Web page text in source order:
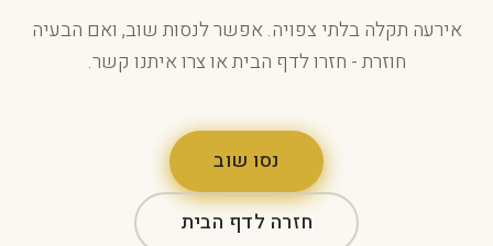
אירעה תקלה בלתי צפויה. אפשר לנסות שוב, ואם הבעיה
חוזרת - חזרו לדף הבית או צרו איתנו קשר.
נסו שוב
חזרה לדף הבית